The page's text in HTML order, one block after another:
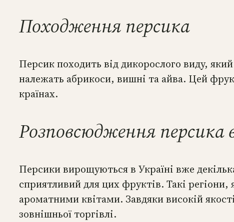
Походження персика
Персик походить від дикорослого виду,
належать абрикоси, вишні та айва. Цей
країнах.
Розповсюдження персика
Персики вирощуються в Україні вже
сприятливий для цих фруктів. Такі
ароматними квітами. Завдяки високій
зовнішньої торгівлі.